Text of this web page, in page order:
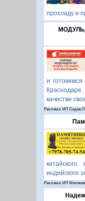
прохладу и
и
качестве
Реклама: ИП Седов
индийского
Реклама: ИП